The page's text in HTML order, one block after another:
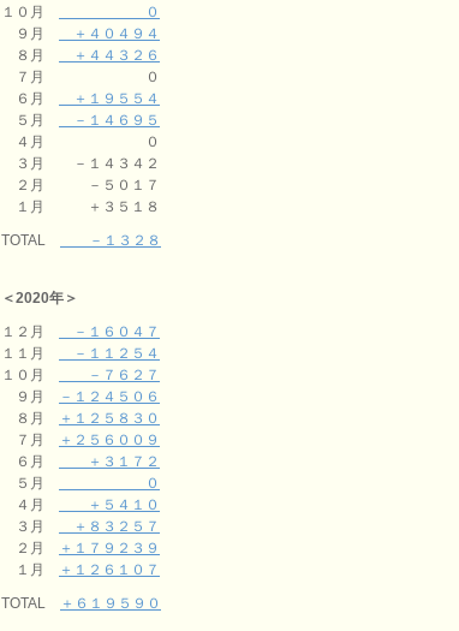
１０月
０
９月
＋４０４９４
８月
＋４４３２６
７月 ０
６月
＋１９５５４
５月
－１４６９５
４月 ０
３月 －１４３４２
２月 －５０１７
１月 ＋３５１８
TOTAL
－１３２８
＜2020年＞
１２月
－１６０４７
１１月
－１１２５４
１０月
－７６２７
９月
－１２４５０６
８月
＋１２５８３０
７月
＋２５６００９
６月
＋３１７２
５月
０
４月
＋５４１０
３月
＋８３２５７
２月
＋１７９２３９
１月
＋１２６１０７
TOTAL
＋６１９５９０